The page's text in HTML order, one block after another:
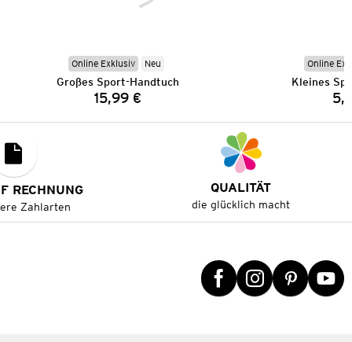
Online Exklusiv Neu
Großes Sport-Handtuch
Preis:
15,99 €
Online
Kleines
RECHNUNG
Zahlarten
QUALITÄT
die glücklich macht